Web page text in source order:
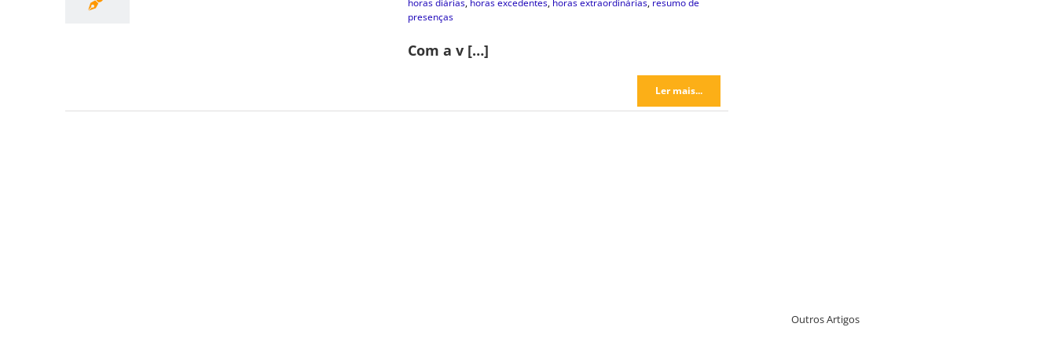
horas diárias, horas excedentes, horas extraordinárias, resumo de
presenças
Com a v […]
Ler mais...
Outros Artigos